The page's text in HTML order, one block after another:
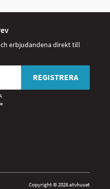
erbjudandena direkt till
REGISTRERA
Copyright © 2026 atvhuset